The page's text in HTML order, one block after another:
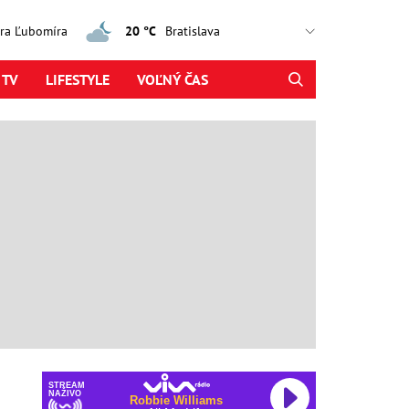
Ľubomíra 20 °C
LIFESTYLE VOĽNÝ ČAS
STREAM
NAŽIVO
Robbie Williams